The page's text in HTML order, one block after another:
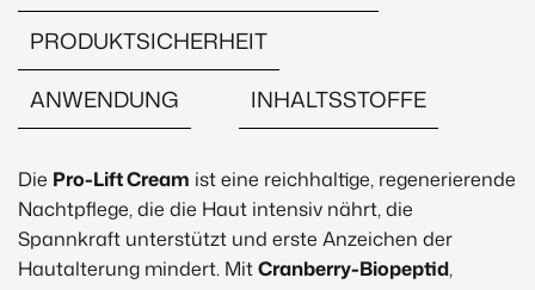
PRODUKTSICHERHEIT
ANWENDUNG
INHALTSSTOFFE
Beschreibung
Pro-Lift Cream –
Die Pro-Lift Cream ist eine reichhaltige, regenerierende
Nachtpflege, die die Haut intensiv nährt, die
Spannkraft unterstützt und erste Anzeichen der
Hautalterung mindert. MitCranberry-Biopeptid,